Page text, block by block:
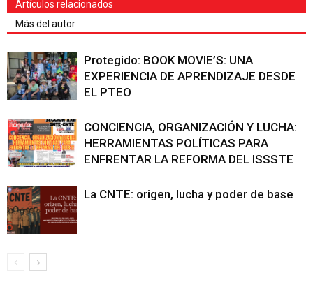
Artículos relacionados
Más del autor
Protegido: BOOK MOVIE’S: UNA
EXPERIENCIA DE APRENDIZAJE DESDE
EL PTEO
CONCIENCIA, ORGANIZACIÓN Y LUCHA:
HERRAMIENTAS POLÍTICAS PARA
ENFRENTAR LA REFORMA DEL ISSSTE
La CNTE: origen, lucha y poder de base